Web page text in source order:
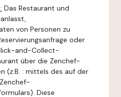
Das Restaurant und
von Personen zu
oder
and-Collect-
über die Zenchef-
(z.B. : mittels des auf der
Diese